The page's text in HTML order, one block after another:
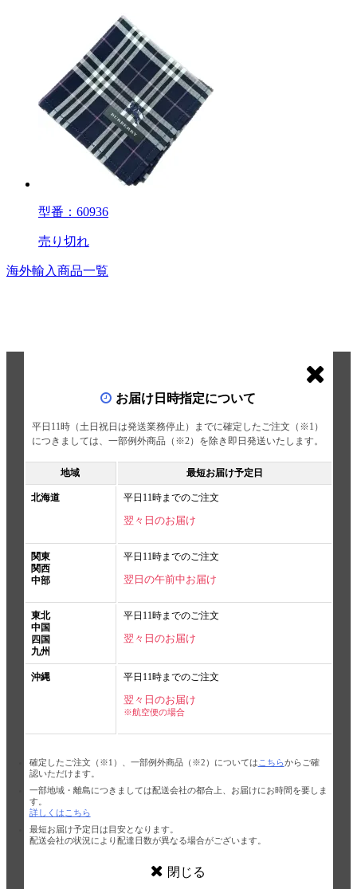
型番：60936
売り切れ
海外輸入商品一覧
お届け日時指定について
平日11時（土日祝日は発送業務停止）までに確定したご注文（※1）
につきましては、一部例外商品（※2）を除き即日発送いたします。
地域 最短お届け予定日
北海道 平日11時までのご注文
翌々日のお届け
関東
関西
中部
平日11時までのご注文
翌日の午前中お届け
東北
中国
四国
九州
平日11時までのご注文
翌々日のお届け
沖縄 平日11時までのご注文
翌々日のお届け
※航空便の場合
確定したご注文（※1）、一部例外商品（※2）については こちらからご確
認いただけます。
一部地域・離島につきましては配送会社の都合上、お届けにお時間を要しま
す。
詳しくはこちら
最短お届け予定日は目安となります。
配送会社の状況により配達日数が異なる場合がございます。
閉じる